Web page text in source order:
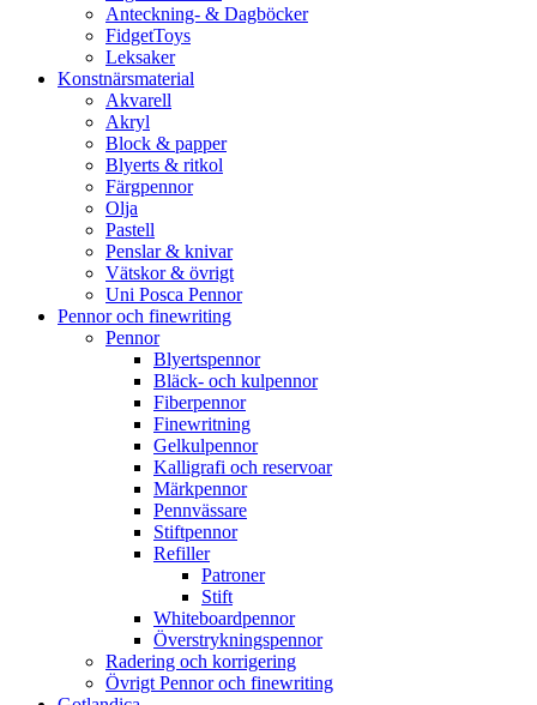
Anteckning- & Dagböcker
FidgetToys
Leksaker
Konstnärsmaterial
Akvarell
Akryl
Block & papper
Blyerts & ritkol
Färgpennor
Olja
Pastell
Penslar & knivar
Vätskor & övrigt
Uni Posca Pennor
Pennor och finewriting
Pennor
Blyertspennor
Bläck- och kulpennor
Fiberpennor
Finewritning
Gelkulpennor
Kalligrafi och reservoar
Märkpennor
Pennvässare
Stiftpennor
Refiller
Patroner
Stift
Whiteboardpennor
Överstrykningspennor
Radering och korrigering
Övrigt Pennor och finewriting